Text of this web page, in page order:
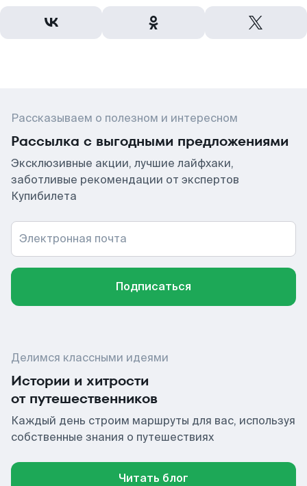
Рассказываем о полезном и интересном
Рассылка с выгодными предложениями
Эксклюзивные акции, лучшие лайфхаки,
заботливые рекомендации от экспертов
Купибилета
Электронная почта
Подписаться
Делимся классными идеями
Истории и хитрости
от путешественников
Каждый день строим маршруты для вас, используя
собственные знания о путешествиях
Читать блог